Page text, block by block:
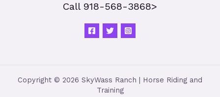
Call 918-568-3868>
Copyright © 2026 SkyWass Ranch | Horse Riding and
Training